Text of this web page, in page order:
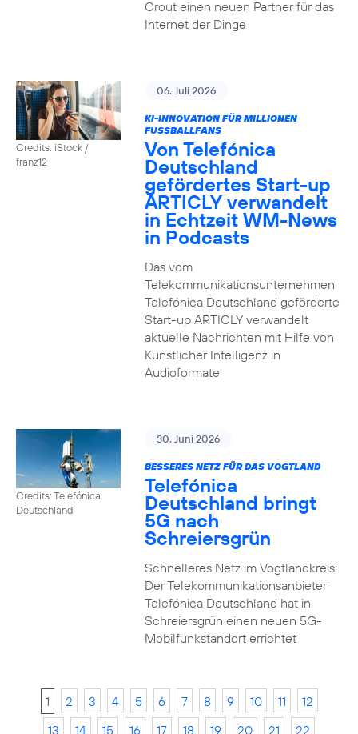
Crout einen neuen Partner für das
Internet der Dinge
Credits: iStock /
franz12
06. Juli 2026
KI-INNOVATION FÜR MILLIONEN
FUSSBALLFANS
Von Telefónica
Deutschland
gefördertes Start-up
ARTICLY verwandelt
in Echtzeit WM-News
in Podcasts
Das vom
Telekommunikationsunternehmen
Telefónica Deutschland geförderte
Start-up ARTICLY verwandelt
aktuelle Nachrichten mit Hilfe von
Künstlicher Intelligenz in
Audioformate
Credits: Telefónica
Deutschland
30. Juni 2026
BESSERES NETZ FÜR DAS VOGTLAND
Telefónica
Deutschland bringt
5G nach
Schreiersgrün
Schnelleres Netz im Vogtlandkreis:
Der Telekommunikationsanbieter
Telefónica Deutschland hat in
Schreiersgrün einen neuen 5G-
Mobilfunkstandort errichtet
1 2 3 4 5 6 7 8 9 10 11
12
13
14 15 16 17 18 19 20 21 22